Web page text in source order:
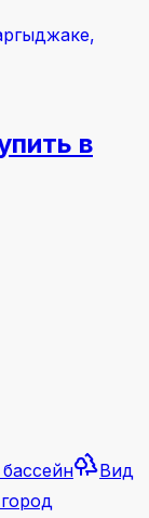
в
Вид